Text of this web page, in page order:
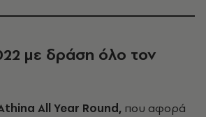
με δράση όλο τον
All Year Round, που αφορά